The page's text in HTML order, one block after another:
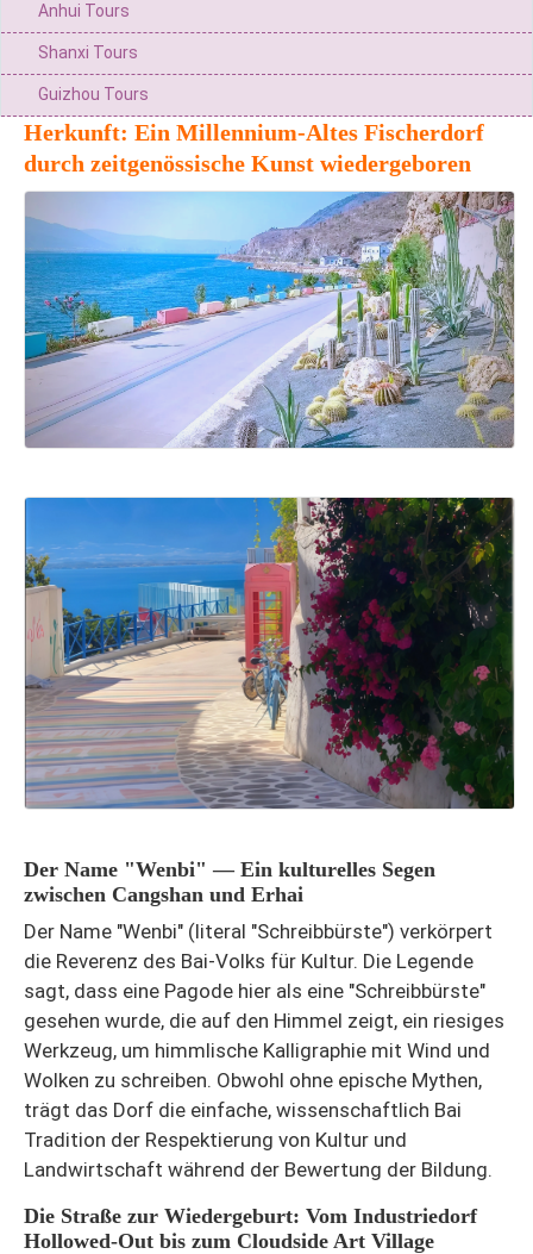
Anhui Tours
Shanxi Tours
Guizhou Tours
Herkunft: Ein Millennium-Altes Fischerdorf
durch zeitgenössische Kunst wiedergeboren
Der Name "Wenbi" — Ein kulturelles Segen
zwischen Cangshan und Erhai
Der Name "Wenbi" (literal "Schreibbürste") verkörpert
die Reverenz des Bai-Volks für Kultur. Die Legende
sagt, dass eine Pagode hier als eine "Schreibbürste"
gesehen wurde, die auf den Himmel zeigt, ein riesiges
Werkzeug, um himmlische Kalligraphie mit Wind und
Wolken zu schreiben. Obwohl ohne epische Mythen,
trägt das Dorf die einfache, wissenschaftlich Bai
Tradition der Respektierung von Kultur und
Landwirtschaft während der Bewertung der Bildung.
Die Straße zur Wiedergeburt: Vom Industriedorf
Hollowed-Out bis zum Cloudside Art Village